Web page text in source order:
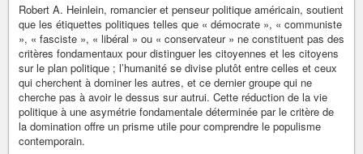
Robert A. Heinlein, romancier et penseur politique américain, soutient
que les étiquettes politiques telles que « démocrate », « communiste
», « fasciste », « libéral » ou « conservateur » ne constituent pas des
critères fondamentaux pour distinguer les citoyennes et les citoyens
sur le plan politique ; l’humanité se divise plutôt entre celles et ceux
qui cherchent à dominer les autres, et ce dernier groupe qui ne
cherche pas à avoir le dessus sur autrui. Cette réduction de la vie
politique à une asymétrie fondamentale déterminée par le critère de
la domination offre un prisme utile pour comprendre le populisme
contemporain.